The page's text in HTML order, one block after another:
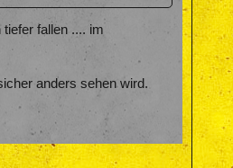
fallen .... im
anders sehen wird.